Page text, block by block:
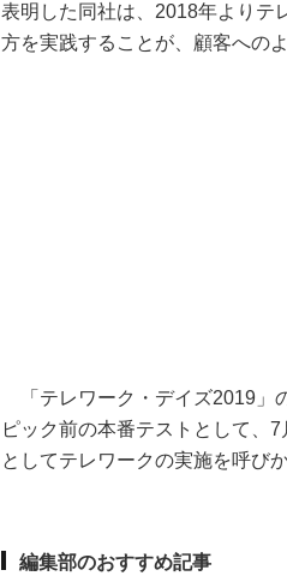
表明した同社は、2018年よりテ
方を実践することが、顧客への
「テレワーク・デイズ2019」
ピック前の本番テストとして、
としてテレワークの実施を呼びか
編集部のおすすめ記事